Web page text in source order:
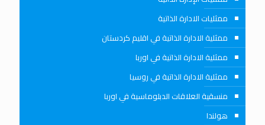
ممثليات الادارة الذاتية
ممثلية الادارة الذاتية في اقليم كردستان
ممثلية الادارة الذاتية في اوربا
ممثلية الادارة الذاتية في روسيا
منسقية العلاقات الدبلوماسية في اوربا
هولندا